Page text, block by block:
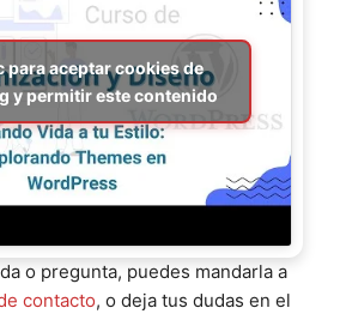
para aceptar cookies de
y permitir este contenido
o pregunta, puedes mandarla a
contacto, o deja tus dudas en el